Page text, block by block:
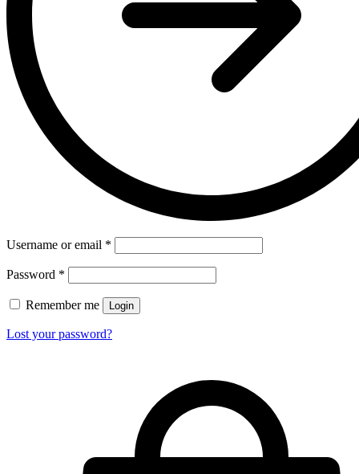
Username or email *
Password *
Remember me Login
Lost your password?